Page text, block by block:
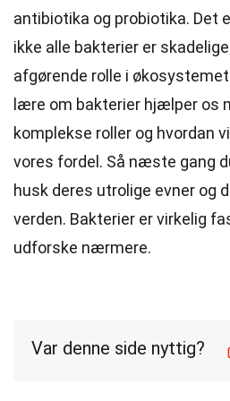
antibiotika og probiotika. Det
ikke alle bakterier er
afgørende rolle i
lære om bakterier hjælper os
komplekse roller og hvordan
vores fordel. Så næste gang
husk deres utrolige evner og
verden. Bakterier er virkelig
udforske nærmere.
Var denne side nyttig?